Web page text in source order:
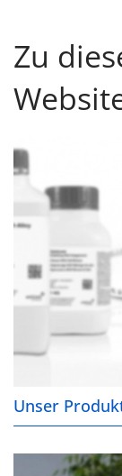
Zu
Unser
Unser
Ihre